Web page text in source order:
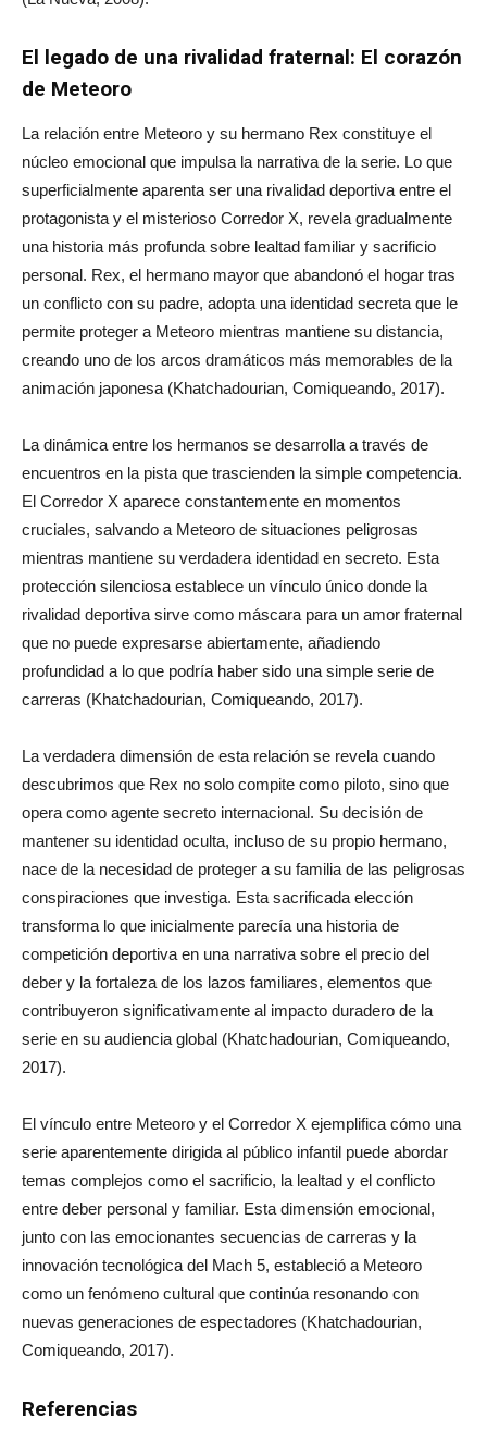
El legado de una rivalidad fraternal: El corazón
de Meteoro
La relación entre Meteoro y su hermano Rex constituye el
núcleo emocional que impulsa la narrativa de la serie. Lo que
superficialmente aparenta ser una rivalidad deportiva entre el
protagonista y el misterioso Corredor X, revela gradualmente
una historia más profunda sobre lealtad familiar y sacrificio
personal. Rex, el hermano mayor que abandonó el hogar tras
un conflicto con su padre, adopta una identidad secreta que le
permite proteger a Meteoro mientras mantiene su distancia,
creando uno de los arcos dramáticos más memorables de la
animación japonesa (Khatchadourian, Comiqueando, 2017).
La dinámica entre los hermanos se desarrolla a través de
encuentros en la pista que trascienden la simple competencia.
El Corredor X aparece constantemente en momentos
cruciales, salvando a Meteoro de situaciones peligrosas
mientras mantiene su verdadera identidad en secreto. Esta
protección silenciosa establece un vínculo único donde la
rivalidad deportiva sirve como máscara para un amor fraternal
que no puede expresarse abiertamente, añadiendo
profundidad a lo que podría haber sido una simple serie de
carreras (Khatchadourian, Comiqueando, 2017).
La verdadera dimensión de esta relación se revela cuando
descubrimos que Rex no solo compite como piloto, sino que
opera como agente secreto internacional. Su decisión de
mantener su identidad oculta, incluso de su propio hermano,
nace de la necesidad de proteger a su familia de las peligrosas
conspiraciones que investiga. Esta sacrificada elección
transforma lo que inicialmente parecía una historia de
competición deportiva en una narrativa sobre el precio del
deber y la fortaleza de los lazos familiares, elementos que
contribuyeron significativamente al impacto duradero de la
serie en su audiencia global (Khatchadourian, Comiqueando,
2017).
El vínculo entre Meteoro y el Corredor X ejemplifica cómo una
serie aparentemente dirigida al público infantil puede abordar
temas complejos como el sacrificio, la lealtad y el conflicto
entre deber personal y familiar. Esta dimensión emocional,
junto con las emocionantes secuencias de carreras y la
innovación tecnológica del Mach 5, estableció a Meteoro
como un fenómeno cultural que continúa resonando con
nuevas generaciones de espectadores (Khatchadourian,
Comiqueando, 2017).
Referencias